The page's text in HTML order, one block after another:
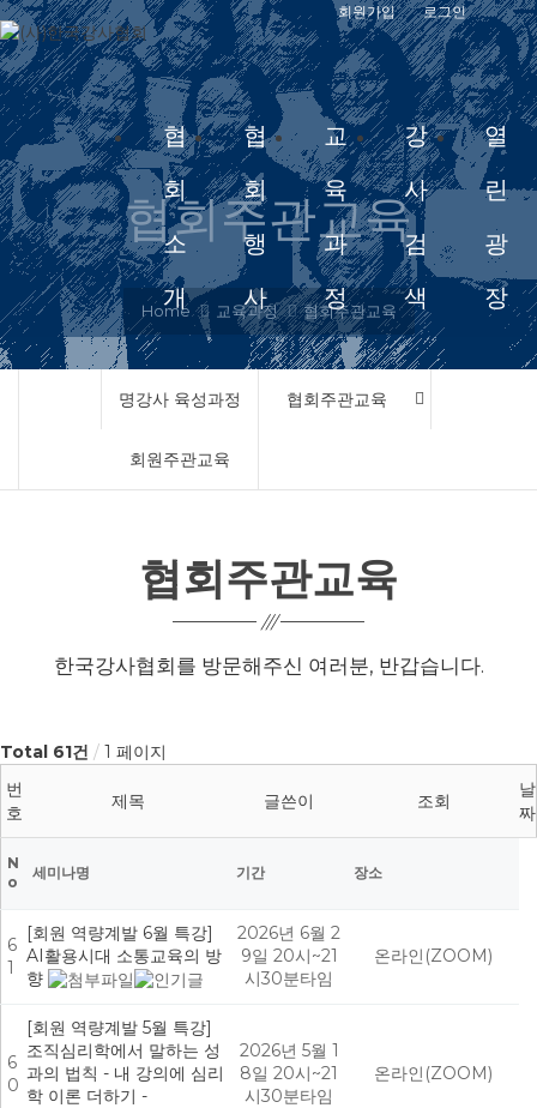
회원가입 로그인
협
회
소
개
협
회
행
사
교
육
과
정
강
사
검
색
열
린
광
장
협회주관교육
Home 교육과정 협회주관교육
명강사 육성과정 협회주관교육
회원주관교육
협회주관교육
한국강사협회를 방문해주신 여러분, 반갑습니다.
Total 61건
1 페이지
번
호
제목 글쓴이 조회
날
짜
N
o
세미나명 기간 장소
6
1
[회원 역량계발 6월 특강]
AI활용시대 소통교육의 방
향
2026년 6월 2
9일 20시~21
시30분타임
온라인(ZOOM)
6
0
[회원 역량계발 5월 특강]
조직심리학에서 말하는 성
과의 법칙 - 내 강의에 심리
학 이론 더하기 -
2026년 5월 1
8일 20시~21
시30분타임
온라인(ZOOM)